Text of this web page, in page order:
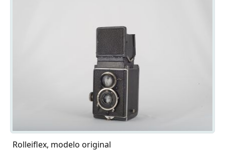
Rolleiflex, modelo original